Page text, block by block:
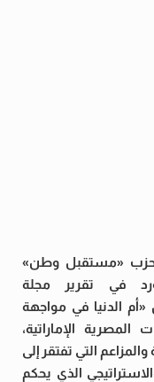
حزب «مستقبل وطن»
في تقرير مجلة
«أم الدنيا في مواجهة
الإماراتية،
التي تفتقر إلى
الذي يحكم